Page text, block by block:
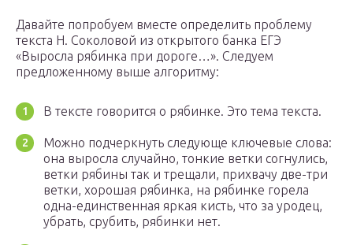
Давайте попробуем вместе определить проблему
текста Н. Соколовой из открытого банка ЕГЭ
«Выросла рябинка при дороге…». Следуем
предложенному выше алгоритму:
В тексте говорится о рябинке. Это тема текста.
Можно подчеркнуть следующе ключевые слова:
она выросла случайно, тонкие ветки согнулись,
ветки рябины так и трещали, прихвачу две-три
ветки, хорошая рябинка, на рябинке горела
одна-единственная яркая кисть, что за уродец,
убрать, срубить, рябинки нет.